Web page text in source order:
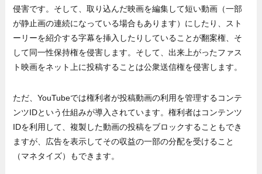
侵害です。そして、取り込んだ映画を編集して短い動画（一部
が静止画の連続になっている場合もあります）にしたり、スト
ーリーを紹介する字幕を挿入したりしていることが翻案権、そ
して同一性保持権を侵害します。そして、出来上がったファス
ト映画をネット上に投稿することは公衆送信権を侵害します。
ただ、YouTubeでは権利者が投稿動画の利用を管理するコンテ
ンツIDという仕組みが導入されています。権利者はコンテンツ
IDを利用して、複製した動画の投稿をブロックすることもでき
ますが、広告を表示してその収益の一部の分配を受けること
（マネタイズ）もできます。